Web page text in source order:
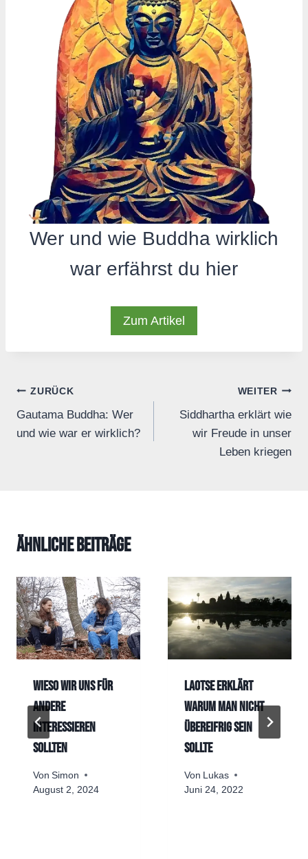
Wer und wie Buddha wirklich
war erfährst du hier
Zum Artikel
Beitrags-
Navigation
ZURÜCK
Gautama Buddha: Wer
und wie war er wirklich?
WEITER
Siddhartha erklärt wie
wir Freude in unser
Leben kriegen
Ähnliche Beiträge
Wieso wir uns für
andere
interessieren
sollten
Von Simon
August 2, 2024
Laotse erklärt
warum man nicht
übereifrig sein
sollte
Von
Lukas
Juni 24, 2022